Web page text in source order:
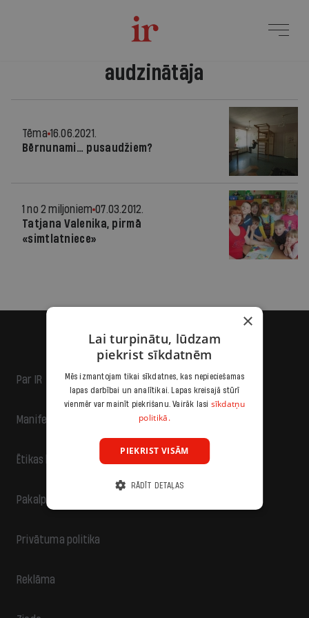
audzinātāja
Tēma 16.06.2021.
Bērnunami… pusaudžiem?
1 no 2 miljoniem 07.03.2012.
Tatjana Valenika, pirmā
«simtlatniece»
Par IR
Manifests
Ētikas kodekss
Pakalpojumu sniegšanas noteikumi
Privātuma politika
Reklāma
×
Lai turpinātu, lūdzam
piekrist sīkdatnēm
Mēs izmantojam tikai sīkdatnes, kas nepieciešamas
lapas darbībai un analītikai. Lapas kreisajā stūrī
vienmēr var mainīt piekrišanu. Vairāk lasi sīkdatņu
politikā.
PIEKRIST VISĀM
RĀDĪT DETAĻAS